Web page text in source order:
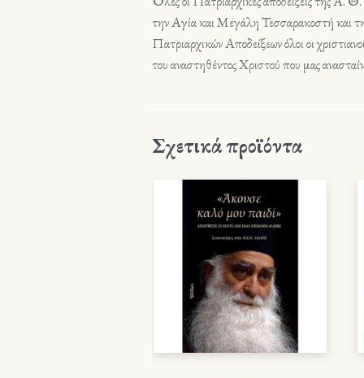
την Αγία και Μεγάλη Τεσσαρακοστή και
Πατριαρχικών Αποδείξεων όλοι οι
του αναστηθέντος Χριστού που μας
Σχετικά προϊόντα